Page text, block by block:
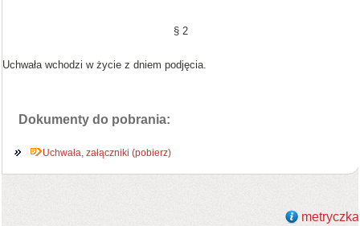
§ 2
Uchwała wchodzi w życie z dniem podjęcia.
Dokumenty do pobrania:
Uchwała, załączniki (pobierz)
metryczka